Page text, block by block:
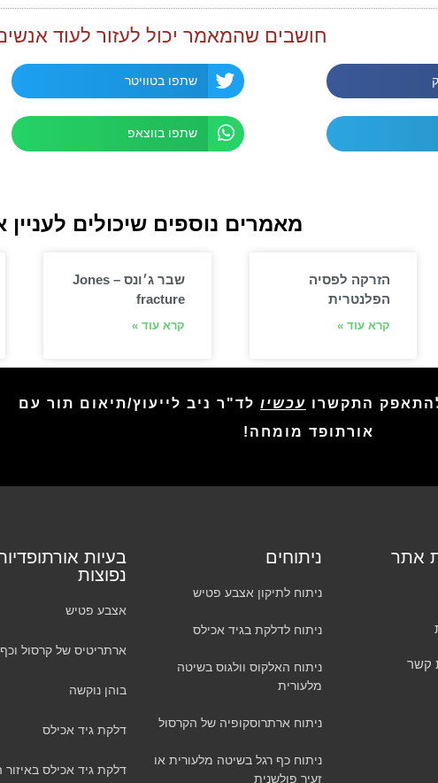
חושבים שהמאמר יכול לעזור לעוד
שתפו בטוויטר
שתפו בווצאפ
מאמרים נוספים שיכולים לעניין
הזרקה לפסיה
הפלנטרית
קרא עוד »
שבר ג׳ונס – Jones
fracture
קרא עוד »
התקשרו עכשיו לד"ר ניב לייעוץ/תיאום תור עם
אורתופד מומחה!
אתר
קשר
ניתוחים
ניתוח לתיקון אצבע פטיש
ניתוח לדלקת בגיד אכילס
ניתוח האלקוס וולגוס בשיטה
מלעורית
ניתוח ארתרוסקופיה של הקרסול
ניתוח כף רגל בשיטה מלעורית או
זעיר פולשנית
בעיות
נפוצות
אצבע פטיש
ארתריטיס של קרסול
בוהן נוקשה
דלקת גיד אכילס
דלקת גיד אכילס באיזור